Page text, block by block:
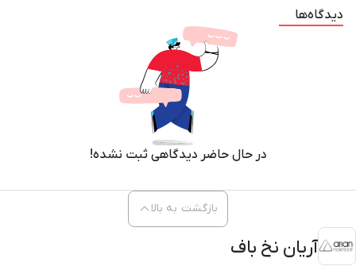
دیدگاه‌ها
در حال حاضر دیدگاهی ثبت نشده!
آریان نخ باف
بازگشت به بالا